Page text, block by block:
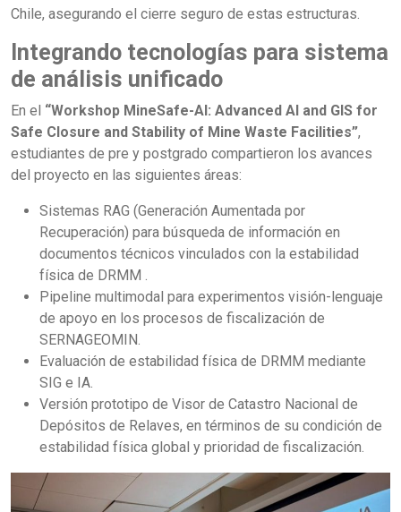
Chile, asegurando el cierre seguro de estas estructuras.
Integrando tecnologías para sistema
de análisis unificado
En el “Workshop MineSafe-AI: Advanced AI and GIS for
Safe Closure and Stability of Mine Waste Facilities”,
estudiantes de pre y postgrado compartieron los avances
del proyecto en las siguientes áreas:
Sistemas RAG (Generación Aumentada por
Recuperación) para búsqueda de información en
documentos técnicos vinculados con la estabilidad
física de DRMM .
Pipeline multimodal para experimentos visión-lenguaje
de apoyo en los procesos de fiscalización de
SERNAGEOMIN.
Evaluación de estabilidad física de DRMM mediante
SIG e IA.
Versión prototipo de Visor de Catastro Nacional de
Depósitos de Relaves, en términos de su condición de
estabilidad física global y prioridad de fiscalización.